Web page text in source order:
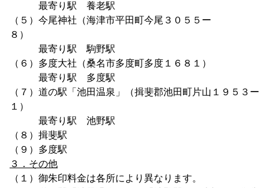
最寄り駅 養老駅
（５）今尾神社（海津市平田町今尾３０５５ー
８）
最寄り駅 駒野駅
（６）多度大社（桑名市多度町多度１６８１）
最寄り駅 多度駅
（７）道の駅「池田温泉」（揖斐郡池田町片山１９５３ー
１）
最寄り駅 池野駅
（８）揖斐駅
（９）多度駅
３．その他
（１）御朱印料金は各所により異なります。